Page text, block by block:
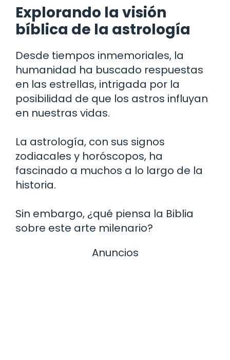
Explorando la visión
bíblica de la astrología
Desde tiempos inmemoriales, la
humanidad ha buscado respuestas
en las estrellas, intrigada por la
posibilidad de que los astros influyan
en nuestras vidas.
La astrología, con sus signos
zodiacales y horóscopos, ha
fascinado a muchos a lo largo de la
historia.
Sin embargo, ¿qué piensa la Biblia
sobre este arte milenario?
Anuncios